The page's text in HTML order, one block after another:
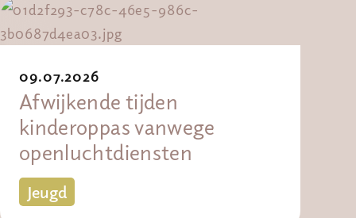
09.07.2026
Afwijkende tijden
kinderoppas vanwege
openluchtdiensten
Jeugd